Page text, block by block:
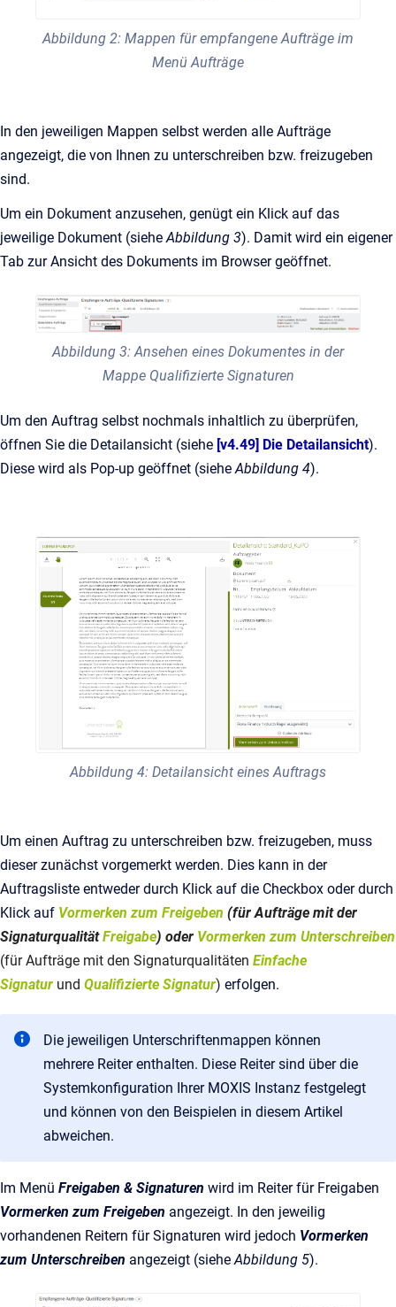
Abbildung 2: Mappen für empfangene Aufträge im
Menü Aufträge
In den jeweiligen Mappen selbst werden alle Aufträge
angezeigt, die von Ihnen zu unterschreiben bzw. freizugeben
sind.
Um ein Dokument anzusehen, genügt ein Klick auf das
jeweilige Dokument (sieheAbbildung 3). Damit wird ein eigener
Tab zur Ansicht des Dokuments im Browser geöffnet.
Abbildung 3: Ansehen eines Dokumentes in der
Mappe Qualifizierte Signaturen
Um den Auftrag selbst nochmals inhaltlich zu überprüfen,
öffnen Sie die Detailansicht (siehe [v4.49] Die Detailansicht).
Diese wird als Pop-up geöffnet (sieheAbbildung 4).
Abbildung 4: Detailansicht eines Auftrags
Um einen Auftrag zu unterschreiben bzw. freizugeben, muss
dieser zunächst vorgemerkt werden. Dies kann in der
Auftragsliste entweder durch Klick auf die Checkbox oder durch
Klick auf Vormerken zum Freigeben (für Aufträge mit der
SignaturqualitätFreigabe) oder Vormerken zum Unterschreiben
(für Aufträge mit den Signaturqualitäten Einfache
Signatur und Qualifizierte Signatur) erfolgen.
Die jeweiligen Unterschriftenmappen können
mehrere Reiter enthalten. Diese Reiter sind über die
Systemkonfiguration Ihrer MOXIS Instanz festgelegt
und können von den Beispielen in diesem Artikel
abweichen.
Im Menü Freigaben & Signaturen wird im Reiter für Freigaben
Vormerken zum Freigeben angezeigt. In den jeweilig
vorhandenen Reitern für Signaturen wird jedoch Vormerken
zum Unterschreiben angezeigt (siehe Abbildung 5).